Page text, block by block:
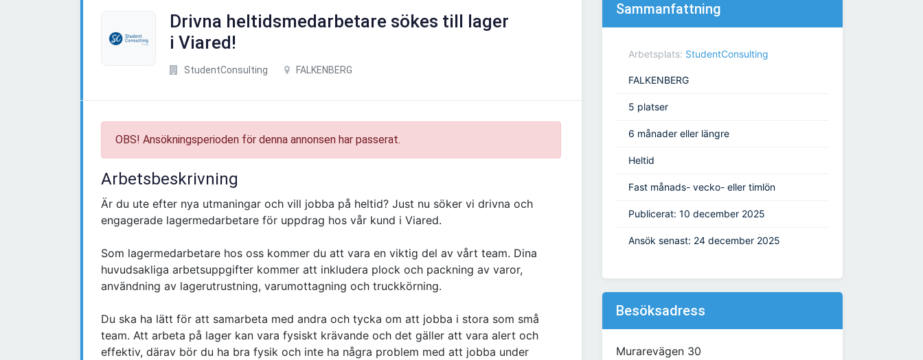
Drivna heltidsmedarbetare sökes till lager
i Viared!
StudentConsulting FALKENBERG
OBS! Ansökningsperioden för denna annonsen har passerat.
Arbetsbeskrivning
Är du ute efter nya utmaningar och vill jobba på heltid? Just nu söker vi drivna och
engagerade lagermedarbetare för uppdrag hos vår kund i Viared.
Som lagermedarbetare hos oss kommer du att vara en viktig del av vårt team. Dina
huvudsakliga arbetsuppgifter kommer att inkludera plock och packning av varor,
användning av lagerutrustning, varumottagning och truckkörning.
Du ska ha lätt för att samarbeta med andra och tycka om att jobba i stora som små
team. Att arbeta på lager kan vara fysiskt krävande och det gäller att vara alert och
effektiv, därav bör du ha bra fysik och inte ha några problem med att jobba under
Sammanfattning
Arbetsplats: StudentConsulting
FALKENBERG
5 platser
6 månader eller längre
Heltid
Fast månads- vecko- eller timlön
Publicerat: 10 december 2025
Ansök senast: 24 december 2025
Besöksadress
Murarevägen 30